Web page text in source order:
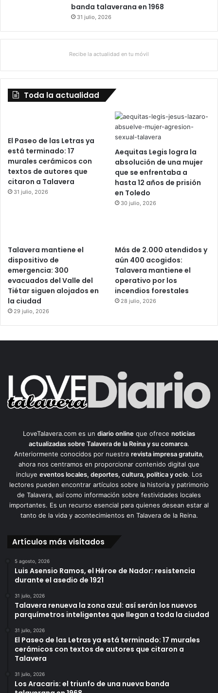
banda talaverana en 1968
31 julio, 2026
Recibe la actualidad en tu móvil
Toda la actualidad
El Paseo de las Letras ya
está terminado: 17
murales cerámicos con
textos de autores que
citaron a Talavera
31 julio, 2026
Aequitas Legis logra la
absolución de una mujer
que se enfrentaba a
hasta 12 años de prisión
en Toledo
30 julio, 2026
Talavera mantiene el
dispositivo de
emergencia: 300
evacuados del Valle del
Tiétar siguen alojados en
la ciudad
29 julio, 2026
Más de 2.000 atendidos y
aún 400 acogidos:
Talavera mantiene el
operativo por los
incendios forestales
28 julio, 2026
LoveTalavera.com es un diario online que ofrece noticias
actualizadas sobre Talavera de la Reina y su comarca.
Anteriormente conocidos por nuestra revista impresa gratuita,
ahora nos centramos en proporcionar contenido digital que
incluye eventos locales, deportes, cultura, política y ocio. Los
lectores pueden encontrar artículos sobre la historia y patrimonio
de Talavera, así como información sobre festividades locales
importantes. Es un recurso esencial para quienes desean estar al
tanto de la vida y acontecimientos en Talavera de la Reina.
Artículos más visitados
5 agosto, 2026
Luis Asensio Ramos, el Héroe de Nador: resistencia
durante el asedio de 1921
31 julio, 2026
Talavera renueva la zona azul: así serán los nuevos
parquímetros inteligentes que llegan a toda la ciudad
31 julio, 2026
El Paseo de las Letras ya está terminado: 17 murales
cerámicos con textos de autores que citaron a
Talavera
31 julio, 2026
Los Aracaris: el triunfo de una nueva banda